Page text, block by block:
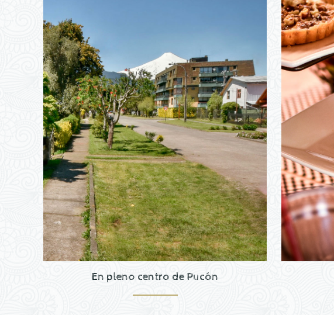
En pleno centro de Pucón